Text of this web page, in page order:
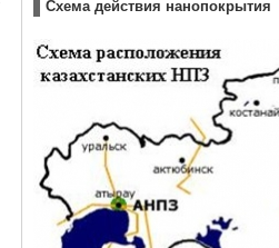
Схема действия нанопокрытия